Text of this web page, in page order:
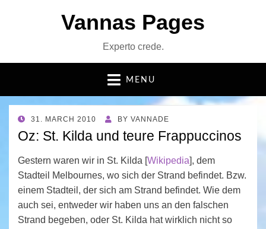
Vannas Pages
Experto crede.
MENU
POSTED
ON
31. MARCH 2010 BY VANNADE
Oz: St. Kilda und teure Frappuccinos
Gestern waren wir in St. Kilda [Wikipedia], dem
Stadteil Melbournes, wo sich der Strand befindet. Bzw.
einem Stadteil, der sich am Strand befindet. Wie dem
auch sei, entweder wir haben uns an den falschen
Strand begeben, oder St. Kilda hat wirklich nicht so